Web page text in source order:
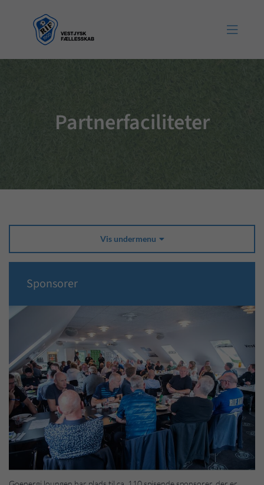

Partnerfaciliteter
Vis undermenu 
Sponsorer